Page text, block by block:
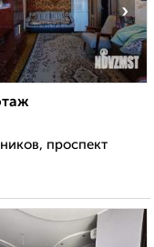
›
проспект